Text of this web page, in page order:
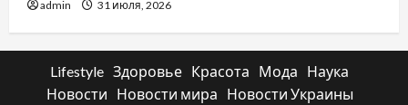
admin 31 июля, 2026
Lifestyle Здоровье Красота Мода
Наука
Новости
Новости мира
Новости Украины